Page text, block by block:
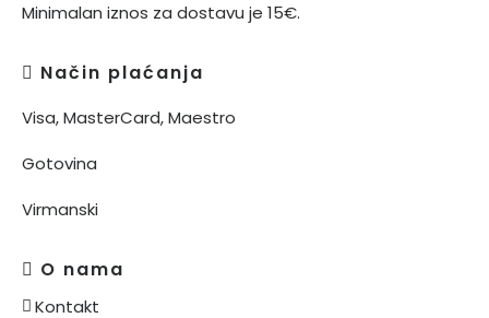
Minimalan iznos za dostavu je 15€.
Način plaćanja
Visa, MasterCard, Maestro
Gotovina
Virmanski
O nama
Kontakt